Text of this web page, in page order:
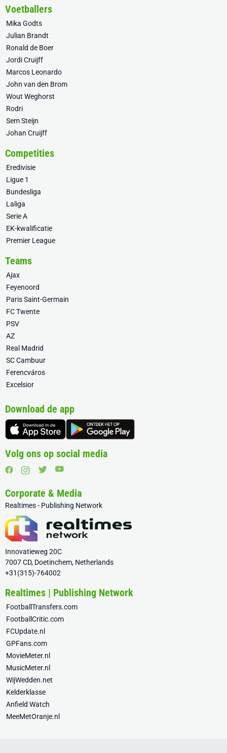
Voetballers
Mika Godts
Julian Brandt
Ronald de Boer
Jordi Cruijff
Marcos Leonardo
John van den Brom
Wout Weghorst
Rodri
Sem Steijn
Johan Cruijff
Competities
Eredivisie
Ligue 1
Bundesliga
Laliga
Serie A
EK-kwalificatie
Premier League
Teams
Ajax
Feyenoord
Paris Saint-Germain
FC Twente
PSV
AZ
Real Madrid
SC Cambuur
Ferencváros
Excelsior
Download de app
Volg ons op social media
Corporate & Media
Realtimes - Publishing Network
Innovatieweg 20C
7007 CD, Doetinchem, Netherlands
+31(315)-764002
Realtimes | Publishing Network
FootballTransfers.com
FootballCritic.com
FCUpdate.nl
GPFans.com
MovieMeter.nl
MusicMeter.nl
WijWedden.net
Kelderklasse
Anfield Watch
MeeMetOranje.nl